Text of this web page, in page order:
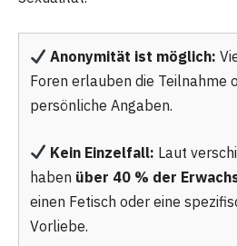
Anonymität ist möglich:
Foren erlauben die Teilnahme
persönliche Angaben.
Kein Einzelfall: Laut
haben über 40 % der
einen Fetisch oder eine
Vorliebe.